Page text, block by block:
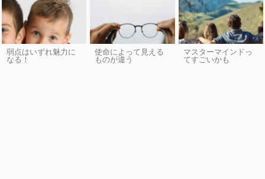
弱点はいずれ魅力に
なる！
使命によって見える
ものが違う
マスターマインドっ
てすごいかも